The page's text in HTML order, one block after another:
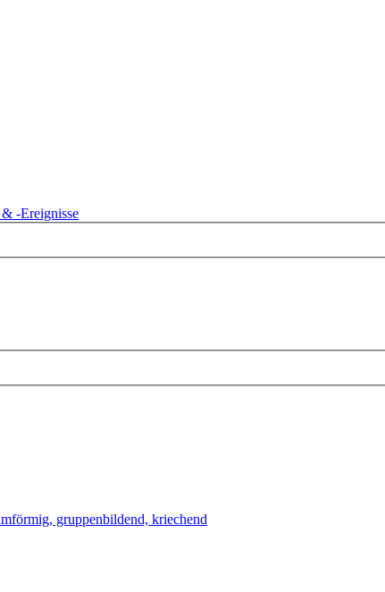
-Ereignisse
gruppenbildend, kriechend